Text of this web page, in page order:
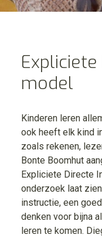
model
Kinderen leren
ook heeft elk kind
zoals rekenen,
Bonte Boomhut
Expliciete Directe
onderzoek laat
instructie, een
denken voor bijna
leren te komen.